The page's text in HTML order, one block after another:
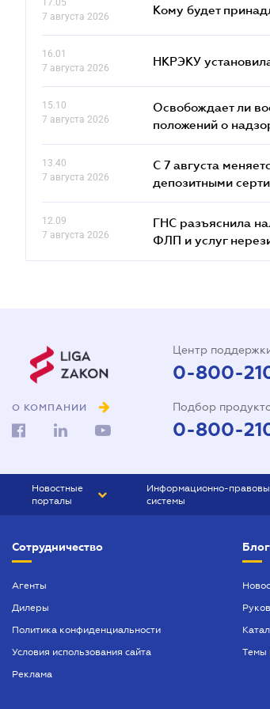
17.05
7 августа 2026
Кому будет
16.01
7 августа 2026
НКРЭКУ
15.10
7 августа 2026
Освобождает ли
положений о
13.40
7 августа 2026
С 7 августа
депозитными
12.09
7 августа 2026
ГНС разъяснила
ФЛП и услуг
О КОМПАНИИ
Центр
0-800-
Подбор
0-800-
Новостные
порталы
БИЗНЕС
Информационно-
системы
БУХГАЛТЕР ПРОФ
ЮРИСТ ПРОФ
Сотрудничество
Агенты
Дилеры
Политика конфиденциальности
Условия использования сайта
Реклама
Блог
Темы